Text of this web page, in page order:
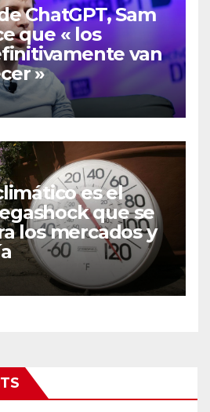
ChatGPT, Sam
que « los
van
»
es el
que se
los mercados y